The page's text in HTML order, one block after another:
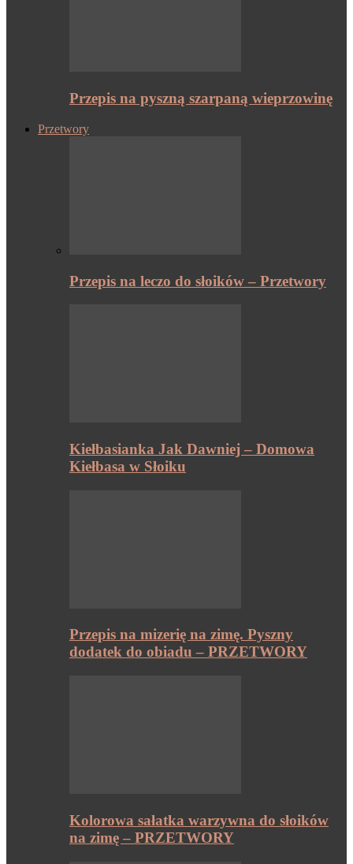
Przepis na pyszną szarpaną wieprzowinę
Przetwory
Przepis na leczo do słoików – Przetwory
Kiełbasianka Jak Dawniej – Domowa
Kiełbasa w Słoiku
Przepis na mizerię na zimę. Pyszny
dodatek do obiadu – PRZETWORY
Kolorowa sałatka warzywna do słoików
na zimę – PRZETWORY